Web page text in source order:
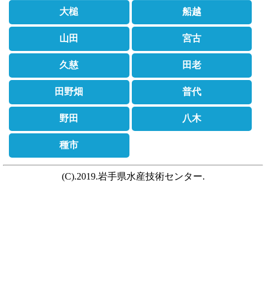
大槌 船越
山田 宮古
久慈 田老
田野畑 普代
野田 八木
種市
(C).2019.岩手県水産技術センター.